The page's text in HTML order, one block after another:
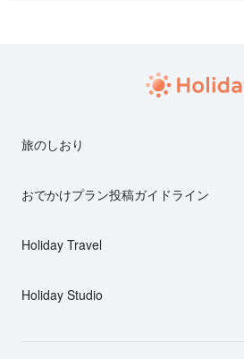
旅のしおり
おでかけプラン投稿ガイドライン
Holiday Travel
Holiday Studio